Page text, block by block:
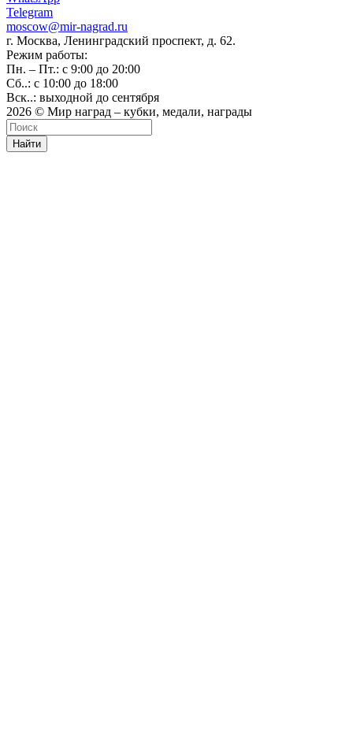
Telegram
moscow@mir-nagrad.ru
г. Москва, Ленинградский проспект, д. 62.
Режим работы:
Пн. – Пт.: с 9:00 до 20:00
Сб..: с 10:00 до 18:00
Вск..: выходной до сентября
2026 © Мир наград – кубки, медали, награды
Найти